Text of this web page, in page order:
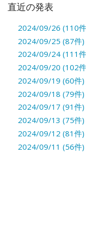
直近の発表
2024/09/26 (110
2024/09/25 (87件)
2024/09/24 (111
2024/09/20 (102
2024/09/19 (60件)
2024/09/18 (79件)
2024/09/17 (91件)
2024/09/13 (75件)
2024/09/12 (81件)
2024/09/11 (56件)